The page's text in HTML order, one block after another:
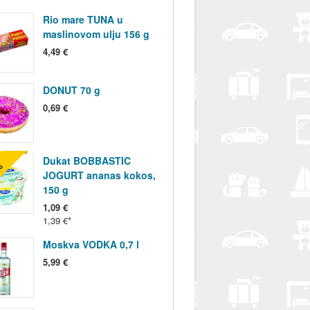
Rio mare TUNA u
maslinovom ulju 156 g
4,49 €
DONUT 70 g
0,69 €
Dukat BOBBASTIC
JOGURT ananas kokos,
150 g
1,09 €
1,39 €
Moskva VODKA 0,7 l
5,99 €